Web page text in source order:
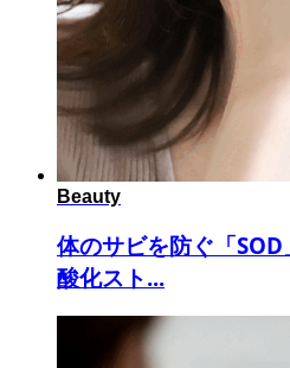
Beauty
体のサビを防ぐ「
酸化スト...